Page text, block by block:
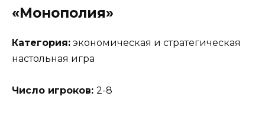
«Монополия»
Категория: экономическая и стратегическая
настольная игра
Число игроков: 2-8